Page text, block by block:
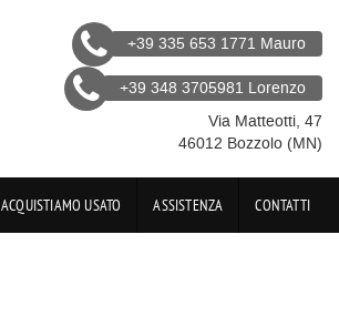
+39 335 653 1771 Mauro
+39 348 3705981 Lorenzo
Via Matteotti, 47
46012 Bozzolo (MN)
ACQUISTIAMO USATO ASSISTENZA CONTATTI